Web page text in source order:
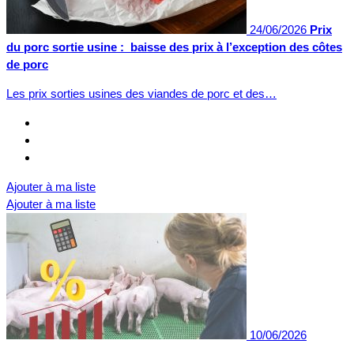
24/06/2026 Prix
du porc sortie usine : baisse des prix à l’exception des côtes
de porc
Les prix sorties usines des viandes de porc et des…
Ajouter à ma liste
Ajouter à ma liste
10/06/2026